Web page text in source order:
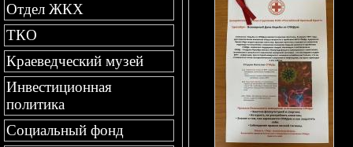
Отдел ЖКХ
ТКО
Краеведческий музей
Инвестиционная
политика
Социальный фонд